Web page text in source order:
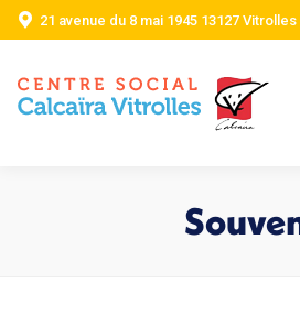
21 avenue du 8 mai 1945 13127 Vitrolles